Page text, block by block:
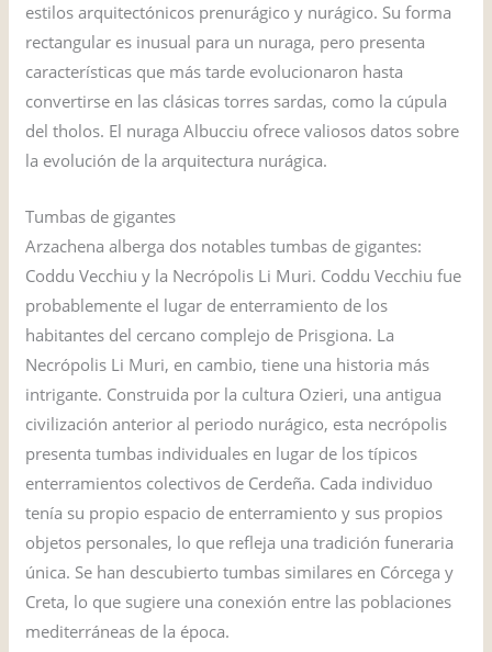
estilos arquitectónicos prenurágico y nurágico. Su forma
rectangular es inusual para un nuraga, pero presenta
características que más tarde evolucionaron hasta
convertirse en las clásicas torres sardas, como la cúpula
del tholos. El nuraga Albucciu ofrece valiosos datos sobre
la evolución de la arquitectura nurágica.
Tumbas de gigantes
Arzachena alberga dos notables tumbas de gigantes:
Coddu Vecchiu y la Necrópolis Li Muri. Coddu Vecchiu fue
probablemente el lugar de enterramiento de los
habitantes del cercano complejo de Prisgiona. La
Necrópolis Li Muri, en cambio, tiene una historia más
intrigante. Construida por la cultura Ozieri, una antigua
civilización anterior al periodo nurágico, esta necrópolis
presenta tumbas individuales en lugar de los típicos
enterramientos colectivos de Cerdeña. Cada individuo
tenía su propio espacio de enterramiento y sus propios
objetos personales, lo que refleja una tradición funeraria
única. Se han descubierto tumbas similares en Córcega y
Creta, lo que sugiere una conexión entre las poblaciones
mediterráneas de la época.